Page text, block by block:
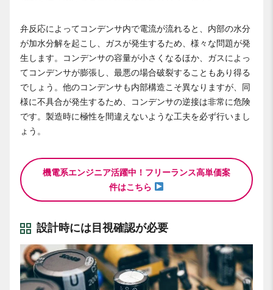
弁反応によってコンデンサ内で電流が流れると、内部の水分
が加水分解を起こし、ガスが発生するため、様々な問題が発
生します。コンデンサの容量が小さくなるほか、ガスによっ
てコンデンサが膨張し、最悪の場合破裂することもあり得る
でしょう。他のコンデンサも内部構造こそ異なりますが、同
様に不具合が発生するため、コンデンサの逆接は非常に危険
です。製造時に極性を間違えないような工夫を必ず行いまし
ょう。
機電系エンジニア活躍中！フリーランス高単価案
件はこちら
設計時には目視確認が必要